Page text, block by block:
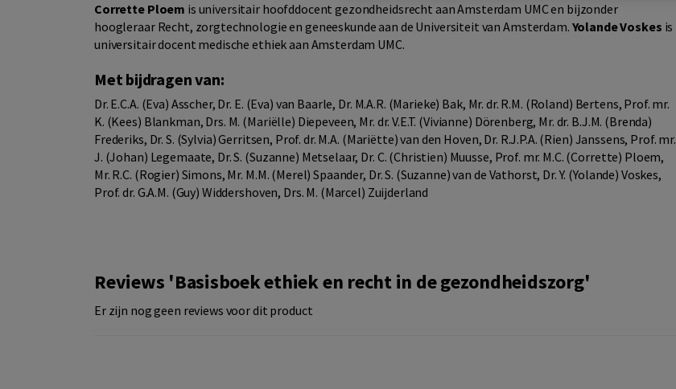
Corrette Ploem is universitair hoofddocent gezondheidsrecht aan Amsterdam UMC en bijzonder
hoogleraar Recht, zorgtechnologie en geneeskunde aan de Universiteit van Amsterdam. Yolande Voskes is
universitair docent medische ethiek aan Amsterdam UMC.
Met bijdragen van:
Dr. E.C.A. (Eva) Asscher, Dr. E. (Eva) van Baarle, Dr. M.A.R. (Marieke) Bak, Mr. dr. R.M. (Roland) Bertens, Prof. mr.
K. (Kees) Blankman, Drs. M. (Mariëlle) Diepeveen, Mr. dr. V.E.T. (Vivianne) Dörenberg, Mr. dr. B.J.M. (Brenda)
Frederiks, Dr. S. (Sylvia) Gerritsen, Prof. dr. M.A. (Mariëtte) van den Hoven, Dr. R.J.P.A. (Rien) Janssens, Prof. mr.
J. (Johan) Legemaate, Dr. S. (Suzanne) Metselaar, Dr. C. (Christien) Muusse, Prof. mr. M.C. (Corrette) Ploem,
Mr. R.C. (Rogier) Simons, Mr. M.M. (Merel) Spaander, Dr. S. (Suzanne) van de Vathorst, Dr. Y. (Yolande) Voskes,
Prof. dr. G.A.M. (Guy) Widdershoven, Drs. M. (Marcel) Zuijderland
Reviews 'Basisboek ethiek en recht in de gezondheidszorg'
Er zijn nog geen reviews voor dit product